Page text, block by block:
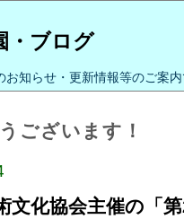
・ブログ
お知らせ・更新情報等のご案
ございます！
文化協会主催の「